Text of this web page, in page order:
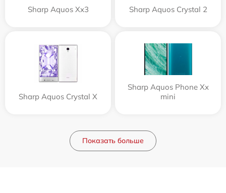
Sharp Aquos Xx3 Sharp Aquos Crystal 2
Sharp Aquos Crystal X
Sharp Aquos Phone Xx
mini
Показать больше